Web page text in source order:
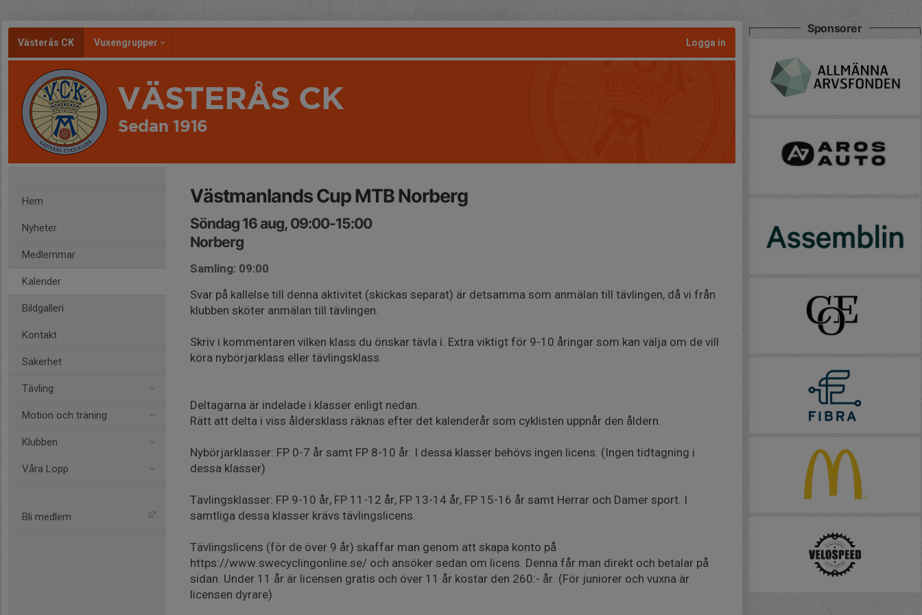
Västerås CK Vuxengrupper Logga in
VÄSTERÅS CK
Sedan 1916
Hem
Nyheter
Medlemmar
Kalender
Bildgalleri
Kontakt
Säkerhet
Tävling
Motion och träning
Klubben
Våra Lopp
Bli medlem
Västmanlands Cup MTB Norberg
Söndag 16 aug, 09:00-15:00
Norberg
Samling: 09:00
Svar på kallelse till denna aktivitet (skickas separat) är detsamma som anmälan till tävlingen, då vi från
klubben sköter anmälan till tävlingen.
Skriv i kommentaren vilken klass du önskar tävla i. Extra viktigt för 9-10 åringar som kan välja om de vill
köra nybörjarklass eller tävlingsklass.
Deltagarna är indelade i klasser enligt nedan.
Rätt att delta i viss åldersklass räknas efter det kalenderår som cyklisten uppnår den åldern.
Nybörjarklasser: FP 0-7 år samt FP 8-10 år. I dessa klasser behövs ingen licens. (Ingen tidtagning i
dessa klasser)
Tävlingsklasser: FP 9-10 år, FP 11-12 år, FP 13-14 år, FP 15-16 år samt Herrar och Damer sport. I
samtliga dessa klasser krävs tävlingslicens.
Tävlingslicens (för de över 9 år) skaffar man genom att skapa konto på
https://www.swecyclingonline.se/ och ansöker sedan om licens. Denna får man direkt och betalar på
sidan. Under 11 år är licensen gratis och över 11 år kostar den 260:- år. (För juniorer och vuxna är
licensen dyrare)
Sponsorer